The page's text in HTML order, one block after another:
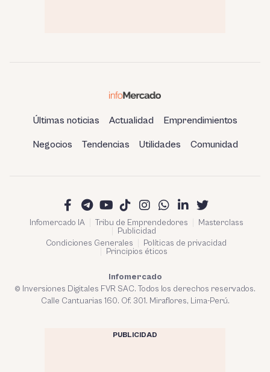
Últimas noticias Actualidad Emprendimientos
Negocios Tendencias Utilidades Comunidad
Infomercado IA Tribu de Emprendedores
Masterclass
Publicidad
Condiciones Generales
Políticas de privacidad
Principios éticos
Infomercado
© Inversiones Digitales FVR SAC. Todos los derechos reservados.
Calle Cantuarias 160. Of. 301. Miraflores, Lima-Perú.
PUBLICIDAD